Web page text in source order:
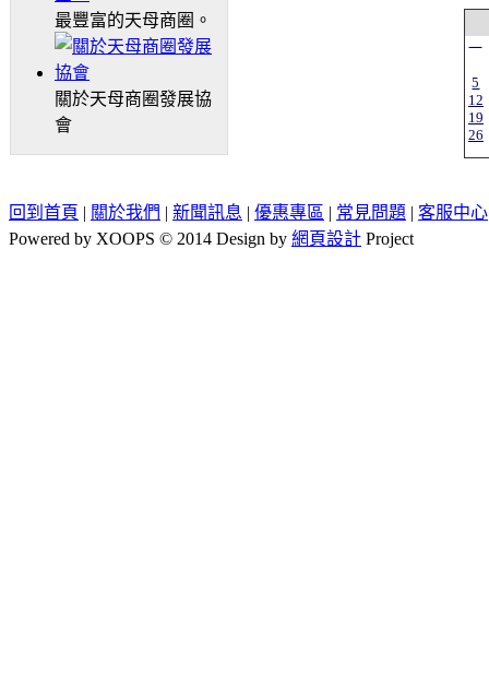
最豐富的天母商圈。
關於天母商圈發展協
會
一
5
12
19
26
回到首頁 | 關於我們 | 新聞訊息 | 優惠專區 | 常見問題 | 客服中心
Powered by XOOPS © 2014 Design by 網頁設計 Project